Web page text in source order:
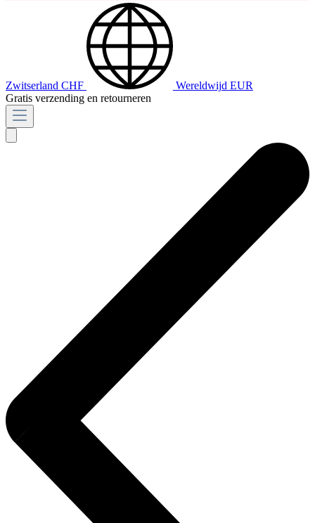
Zwitserland CHF Wereldwijd EUR
Gratis verzending en retourneren